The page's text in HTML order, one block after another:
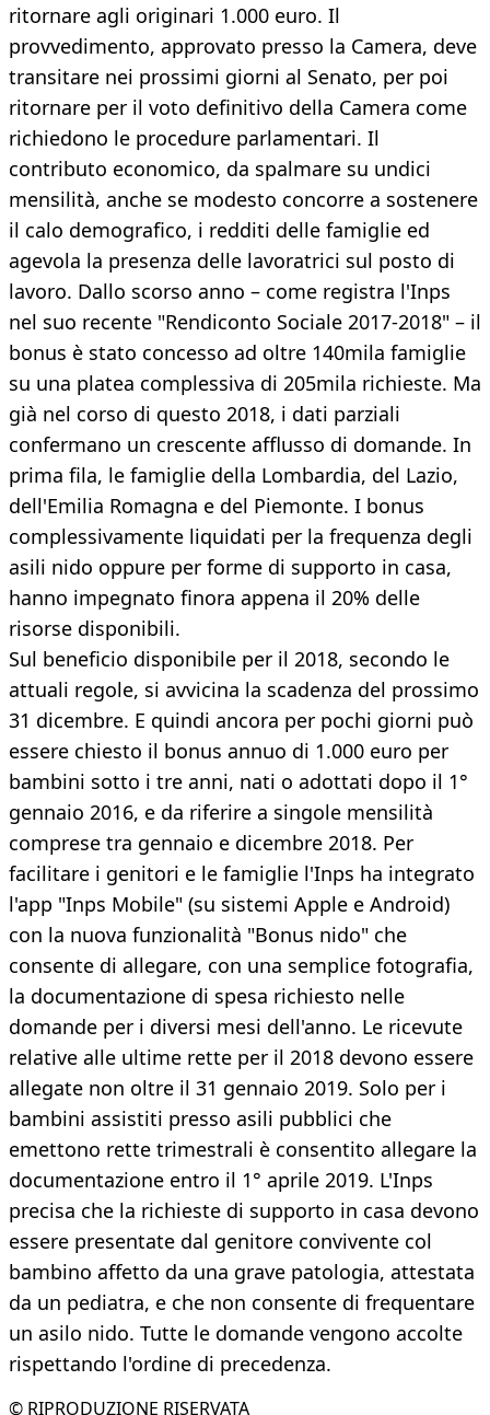
ritornare agli originari 1.000 euro. Il
provvedimento, approvato presso la Camera, deve
transitare nei prossimi giorni al Senato, per poi
ritornare per il voto definitivo della Camera come
richiedono le procedure parlamentari. Il
contributo economico, da spalmare su undici
mensilità, anche se modesto concorre a sostenere
il calo demografico, i redditi delle famiglie ed
agevola la presenza delle lavoratrici sul posto di
lavoro. Dallo scorso anno – come registra l'Inps
nel suo recente "Rendiconto Sociale 2017-2018" – il
bonus è stato concesso ad oltre 140mila famiglie
su una platea complessiva di 205mila richieste. Ma
già nel corso di questo 2018, i dati parziali
confermano un crescente afflusso di domande. In
prima fila, le famiglie della Lombardia, del Lazio,
dell'Emilia Romagna e del Piemonte. I bonus
complessivamente liquidati per la frequenza degli
asili nido oppure per forme di supporto in casa,
hanno impegnato finora appena il 20% delle
risorse disponibili.
Sul beneficio disponibile per il 2018, secondo le
attuali regole, si avvicina la scadenza del prossimo
31 dicembre. E quindi ancora per pochi giorni può
essere chiesto il bonus annuo di 1.000 euro per
bambini sotto i tre anni, nati o adottati dopo il 1°
gennaio 2016, e da riferire a singole mensilità
comprese tra gennaio e dicembre 2018. Per
facilitare i genitori e le famiglie l'Inps ha integrato
l'app "Inps Mobile" (su sistemi Apple e Android)
con la nuova funzionalità "Bonus nido" che
consente di allegare, con una semplice fotografia,
la documentazione di spesa richiesto nelle
domande per i diversi mesi dell'anno. Le ricevute
relative alle ultime rette per il 2018 devono essere
allegate non oltre il 31 gennaio 2019. Solo per i
bambini assistiti presso asili pubblici che
emettono rette trimestrali è consentito allegare la
documentazione entro il 1° aprile 2019. L'Inps
precisa che la richieste di supporto in casa devono
essere presentate dal genitore convivente col
bambino affetto da una grave patologia, attestata
da un pediatra, e che non consente di frequentare
un asilo nido. Tutte le domande vengono accolte
rispettando l'ordine di precedenza.
© RIPRODUZIONE RISERVATA